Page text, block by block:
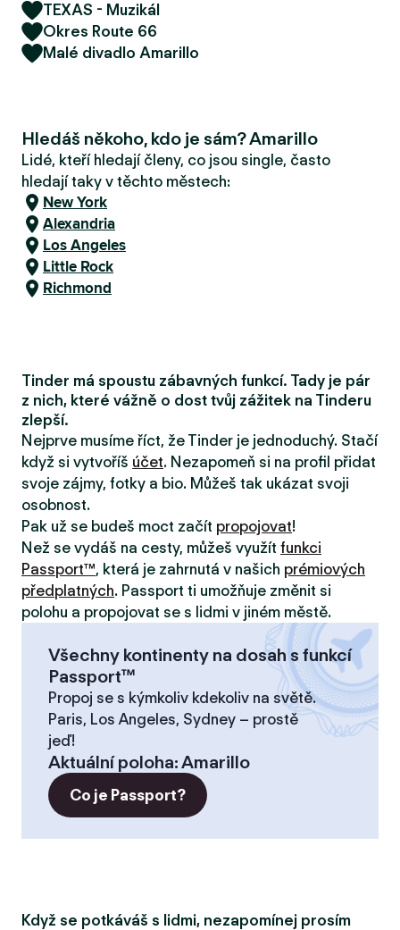
TEXAS - Muzikál
Okres Route 66
Malé divadlo Amarillo
Hledáš někoho, kdo je sám? Amarillo
Lidé, kteří hledají členy, co jsou single, často
hledají taky v těchto městech:
New York
Alexandria
Los Angeles
Little Rock
Richmond
Tinder má spoustu zábavných funkcí. Tady je pár
z nich, které vážně o dost tvůj zážitek na Tinderu
zlepší.
Nejprve musíme říct, že Tinder je jednoduchý. Stačí
když si vytvoříš účet. Nezapomeň si na profil přidat
svoje zájmy, fotky a bio. Můžeš tak ukázat svoji
osobnost.
Pak už se budeš moct začít propojovat!
Než se vydáš na cesty, můžeš využít funkci
Passport™, která je zahrnutá v našich prémiových
předplatných. Passport ti umožňuje změnit si
polohu a propojovat se s lidmi v jiném městě.
Všechny kontinenty na dosah s funkcí
Passport™
Propoj se s kýmkoliv kdekoliv na světě.
Paris, Los Angeles, Sydney – prostě
jeď!
Aktuální poloha:Amarillo
Co je Passport?
Když se potkáváš s lidmi, nezapomínej prosím